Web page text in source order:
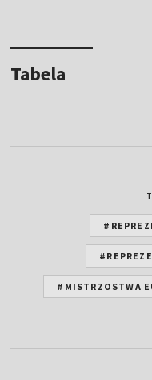
Tabela
#MISTRZOSTWA